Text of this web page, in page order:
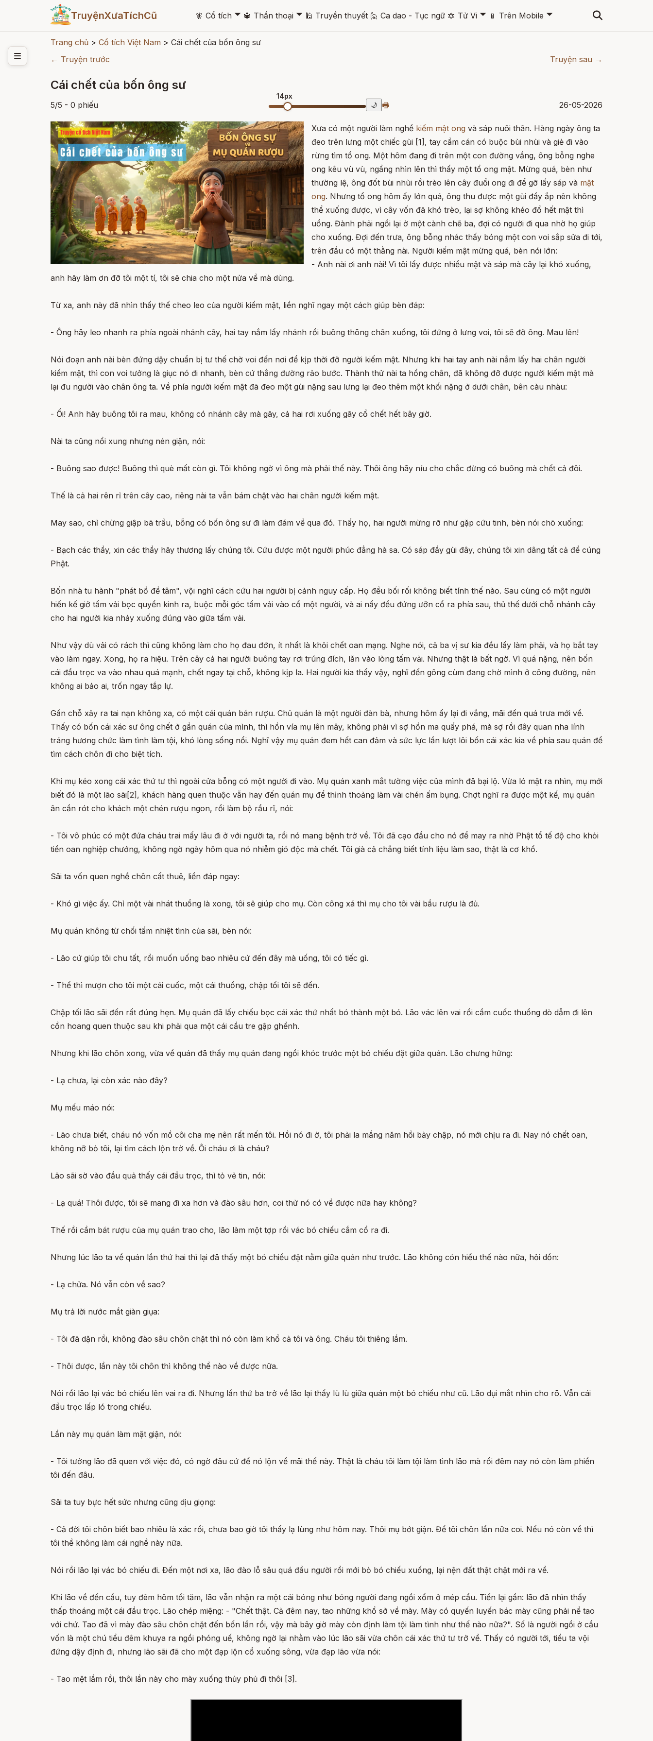
TruyệnXưaTíchCũ 🧚 Cổ tích 🞃 🔱 Thần thoại 🞃 🕌 Truyền thuyết 🙋 Ca dao - Tục ngữ 🔯 Tử Vi 🞃 📱 Trên Mobile 🞃
Trang chủ > Cổ tích Việt Nam > Cái chết của bốn ông sư
← Truyện trước
Truyện sau →
Cái chết của bốn ông sư
5/5 - 0 phiếu
14px
🌙 🖶 26-05-2026
Xưa có một người làm nghề kiếm mật ong và sáp nuôi thân. Hàng ngày ông ta
đeo trên lưng một chiếc gùi [1], tay cầm cán có buộc bùi nhùi và giẻ đi vào
rừng tìm tổ ong. Một hôm đang đi trên một con đường vắng, ông bỗng nghe
ong kêu vù vù, ngẩng nhìn lên thì thấy một tổ ong mật. Mừng quá, bèn như
thường lệ, ông đốt bùi nhùi rồi trèo lên cây đuổi ong đi để gỡ lấy sáp và mật
ong. Nhưng tổ ong hôm ấy lớn quá, ông thu được một gùi đầy ắp nên không
thể xuống được, vì cây vốn đã khó trèo, lại sợ không khéo đổ hết mật thì
uổng. Đành phải ngồi lại ở một cành chẽ ba, đợi có người đi qua nhờ họ giúp
cho xuống. Đợi đến trưa, ông bỗng nhác thấy bóng một con voi sắp sửa đi tới,
trên đầu có một thằng nài. Người kiếm mật mừng quá, bèn nói lớn:
- Anh nài ơi anh nài! Vì tôi lấy được nhiều mật và sáp mà cây lại khó xuống,
anh hãy làm ơn đỡ tôi một tí, tôi sẽ chia cho một nửa về mà dùng.
Từ xa, anh này đã nhìn thấy thế cheo leo của người kiếm mật, liền nghĩ ngay một cách giúp bèn đáp:
- Ông hãy leo nhanh ra phía ngoài nhánh cây, hai tay nắm lấy nhánh rồi buông thõng chân xuống, tôi đứng ở lưng voi, tôi sẽ đỡ ông. Mau lên!
Nói đoạn anh nài bèn đứng dậy chuẩn bị tư thế chờ voi đến nơi để kịp thời đỡ người kiếm mật. Nhưng khi hai tay anh nài nắm lấy hai chân người
kiếm mật, thì con voi tưởng là giục nó đi nhanh, bèn cứ thẳng đường rảo bước. Thành thử nài ta hổng chân, đã không đỡ được người kiếm mật mà
lại đu người vào chân ông ta. Về phía người kiếm mật đã đeo một gùi nặng sau lưng lại đeo thêm một khối nặng ở dưới chân, bên càu nhàu:
- Ối! Anh hãy buông tôi ra mau, không có nhánh cây mà gãy, cả hai rơi xuống gãy cổ chết hết bây giờ.
Nài ta cũng nổi xung nhưng nén giận, nói:
- Buông sao được! Buông thì què mất còn gì. Tôi không ngờ vì ông mà phải thế này. Thôi ông hãy níu cho chắc đừng có buông mà chết cả đôi.
Thế là cả hai rên rỉ trên cây cao, riêng nài ta vẫn bám chặt vào hai chân người kiếm mật.
May sao, chỉ chừng giập bã trầu, bỗng có bốn ông sư đi làm đám về qua đó. Thấy họ, hai người mừng rỡ như gặp cứu tinh, bèn nói chõ xuống:
- Bạch các thầy, xin các thầy hãy thương lấy chúng tôi. Cứu được một người phúc đẳng hà sa. Có sáp đầy gùi đây, chúng tôi xin dâng tất cả để cúng
Phật.
Bốn nhà tu hành "phát bồ đề tâm", vội nghĩ cách cứu hai người bị cảnh nguy cấp. Họ đều bối rối không biết tính thế nào. Sau cùng có một người
hiến kế giở tấm vải bọc quyển kinh ra, buộc mỗi góc tấm vải vào cổ một người, và ai nấy đều đứng ưỡn cổ ra phía sau, thủ thế dưới chỗ nhánh cây
cho hai người kia nhảy xuống đúng vào giữa tấm vải.
Như vậy dù vải có rách thì cũng không làm cho họ đau đớn, ít nhất là khỏi chết oan mạng. Nghe nói, cả ba vị sư kia đều lấy làm phải, và họ bắt tay
vào làm ngay. Xong, họ ra hiệu. Trên cây cả hai người buông tay rơi trúng đích, lăn vào lòng tấm vải. Nhưng thật là bất ngờ. Vì quá nặng, nên bốn
cái đầu trọc va vào nhau quá mạnh, chết ngay tại chỗ, không kịp la. Hai người kia thấy vậy, nghĩ đến gông cùm đang chờ mình ở công đường, nên
không ai bảo ai, trốn ngay tắp lự.
Gần chỗ xảy ra tai nạn không xa, có một cái quán bán rượu. Chủ quán là một người đàn bà, nhưng hôm ấy lại đi vắng, mãi đến quá trưa mới về.
Thấy có bốn cái xác sư ông chết ở gần quán của mình, thì hồn vía mụ lên mây, không phải vì sợ hồn ma quấy phá, mà sợ rồi đây quan nha lính
tráng hương chức làm tình làm tội, khó lòng sống nổi. Nghĩ vậy mụ quán đem hết can đảm và sức lực lần lượt lôi bốn cái xác kia về phía sau quán để
tìm cách chôn đi cho biệt tích.
Khi mụ kéo xong cái xác thứ tư thì ngoài cửa bỗng có một người đi vào. Mụ quán xanh mắt tường việc của mình đã bại lộ. Vừa ló mặt ra nhìn, mụ mới
biết đó là một lão sãi[2], khách hàng quen thuộc vẫn hay đến quán mụ để thỉnh thoảng làm vài chén ấm bụng. Chợt nghĩ ra được một kế, mụ quán
ân cần rót cho khách một chén rượu ngon, rồi làm bộ rầu rĩ, nói:
- Tôi vô phúc có một đứa cháu trai mấy lâu đi ở với người ta, rồi nó mang bệnh trở về. Tôi đã cạo đầu cho nó để may ra nhờ Phật tổ tế độ cho khỏi
tiền oan nghiệp chướng, không ngờ ngày hôm qua nó nhiễm gió độc mà chết. Tôi già cả chẳng biết tính liệu làm sao, thật là cơ khổ.
Sãi ta vốn quen nghề chôn cất thuê, liền đáp ngay:
- Khó gì việc ấy. Chỉ một vài nhát thuổng là xong, tôi sẽ giúp cho mụ. Còn công xá thì mụ cho tôi vài bầu rượu là đủ.
Mụ quán không từ chối tấm nhiệt tình của sãi, bèn nói:
- Lão cứ giúp tôi chu tất, rồi muốn uống bao nhiêu cứ đến đây mà uống, tôi có tiếc gì.
- Thế thì mượn cho tôi một cái cuốc, một cái thuổng, chập tối tôi sẽ đến.
Chập tối lão sãi đến rất đúng hẹn. Mụ quán đã lấy chiếu bọc cái xác thứ nhất bó thành một bó. Lão vác lên vai rồi cầm cuốc thuổng dò dẫm đi lên
cồn hoang quen thuộc sau khi phải qua một cái cầu tre gập ghềnh.
Nhưng khi lão chôn xong, vừa về quán đã thấy mụ quán đang ngồi khóc trước một bó chiếu đặt giữa quán. Lão chưng hửng:
- Lạ chưa, lại còn xác nào đây?
Mụ mếu máo nói:
- Lão chưa biết, cháu nó vốn mồ côi cha mẹ nên rất mến tôi. Hồi nó đi ở, tôi phải la mắng năm hồi bảy chập, nó mới chịu ra đi. Nay nó chết oan,
không nỡ bỏ tôi, lại tìm cách lộn trở về. Ôi cháu ơi là cháu?
Lão sãi sờ vào đầu quả thấy cái đầu trọc, thì tỏ vẻ tin, nói:
- Lạ quá! Thôi được, tôi sẽ mang đi xa hơn và đào sâu hơn, coi thử nó có về được nữa hay không?
Thế rồi cầm bát rượu của mụ quán trao cho, lão làm một tợp rồi vác bó chiếu cắm cổ ra đi.
Nhưng lúc lão ta về quán lần thứ hai thì lại đã thấy một bó chiếu đặt nằm giữa quán như trước. Lão không cón hiểu thế nào nữa, hỏi dồn:
- Lạ chửa. Nó vẫn còn về sao?
Mụ trả lời nước mắt giàn giụa:
- Tôi đã dặn rồi, không đào sâu chôn chặt thì nó còn làm khổ cả tôi và ông. Cháu tôi thiêng lắm.
- Thôi được, lần này tôi chôn thì không thể nào về được nữa.
Nói rồi lão lại vác bó chiếu lên vai ra đi. Nhưng lần thứ ba trở về lão lại thấy lù lù giữa quán một bó chiếu như cũ. Lão dụi mắt nhìn cho rõ. Vẫn cái
đầu trọc lấp ló trong chiếu.
Lần này mụ quán làm mặt giận, nói:
- Tôi tưởng lão đã quen với việc đó, có ngờ đâu cứ để nó lộn về mãi thế này. Thật là cháu tôi làm tội làm tình lão mà rồi đêm nay nó còn làm phiền
tôi đến đâu.
Sãi ta tuy bực hết sức nhưng cũng dịu giọng:
- Cả đời tôi chôn biết bao nhiêu là xác rồi, chưa bao giờ tôi thấy lạ lùng như hôm nay. Thôi mụ bớt giận. Để tôi chôn lần nữa coi. Nếu nó còn về thì
tôi thề không làm cái nghề này nữa.
Nói rồi lão lại vác bó chiếu đi. Đến một nơi xa, lão đào lỗ sâu quá đầu người rồi mới bỏ bó chiếu xuống, lại nện đất thật chặt mới ra về.
Khi lão về đến cầu, tuy đêm hôm tối tăm, lão vẫn nhận ra một cái bóng như bóng người đang ngồi xổm ở mép cầu. Tiến lại gần: lão đã nhìn thấy
thấp thoáng một cái đầu trọc. Lão chép miệng: - "Chết thật. Cả đêm nay, tao những khổ sở về mày. Mày có quyến luyến bác mày cũng phải nể tao
với chứ. Tao đã vì mày đào sâu chôn chặt đến bốn lần rồi, vậy mà bây giờ mày còn định làm tội làm tình như thế nào nữa?". Số là người ngồi ở cầu
vốn là một chú tiểu đêm khuya ra ngồi phóng uế, không ngờ lại nhằm vào lúc lão sãi vừa chôn cái xác thứ tư trở về. Thấy có người tới, tiểu ta vội
đứng dậy định đi, nhưng lão sãi đã cho một đạp lộn cổ xuống sông, vừa đạp lão vừa nói:
- Tao mệt lắm rồi, thôi lần này cho mày xuống thủy phủ đi thôi [3].